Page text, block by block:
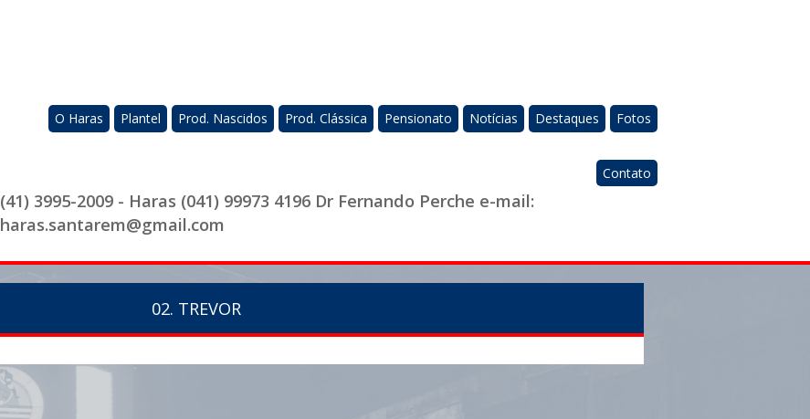
O Haras Plantel Prod. Nascidos Prod. Clássica Pensionato Notícias Destaques Fotos
Contato
(41) 3995-2009 - Haras (041) 99973 4196 Dr Fernando Perche e-mail:
haras.santarem@gmail.com
02. TREVOR